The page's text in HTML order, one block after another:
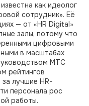
как идеолог
сотрудник». Её
— от «HR Digital»
залы, потому что
цифровыми
в масштабах
МТС
рейтингов
лучшие HR-
персонала рос
работы.